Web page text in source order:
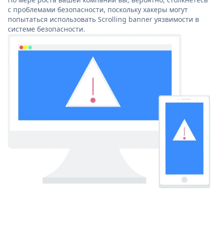
с проблемами безопасности, поскольку хакеры могут
попытаться использовать Scrolling banner уязвимости в
системе безопасности.